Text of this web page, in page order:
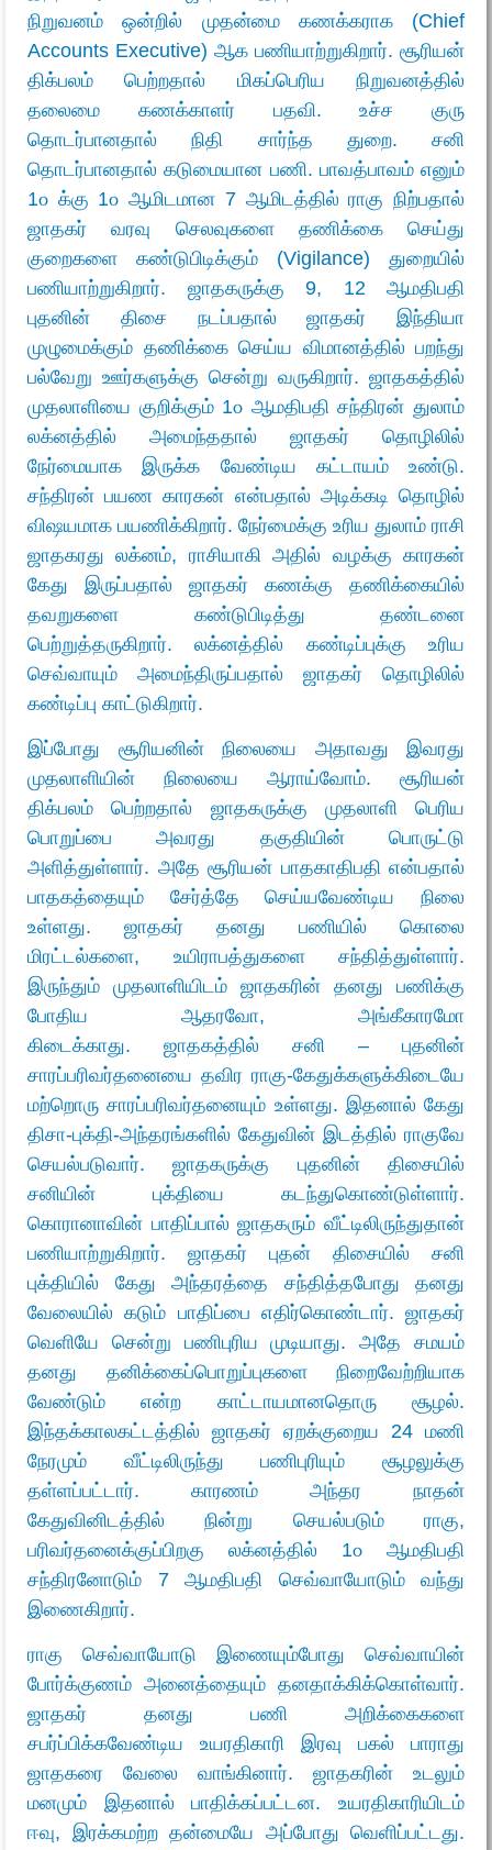
நிறுவனம் ஒன்றில் முதன்மை கணக்கராக (Chief
Accounts Executive) ஆக பணியாற்றுகிறார். சூரியன்
திக்பலம் பெற்றதால் மிகப்பெரிய நிறுவனத்தில்
தலைமை கணக்காளர் பதவி. உச்ச குரு
தொடர்பானதால் நிதி சார்ந்த துறை. சனி
தொடர்பானதால் கடுமையான பணி. பாவத்பாவம் எனும்
1௦ க்கு 1௦ ஆமிடமான 7 ஆமிடத்தில் ராகு நிற்பதால்
ஜாதகர் வரவு செலவுகளை தணிக்கை செய்து
குறைகளை கண்டுபிடிக்கும் (Vigilance) துறையில்
பணியாற்றுகிறார். ஜாதகருக்கு 9, 12 ஆமதிபதி
புதனின் திசை நடப்பதால் ஜாதகர் இந்தியா
முழுமைக்கும் தணிக்கை செய்ய விமானத்தில் பறந்து
பல்வேறு ஊர்களுக்கு சென்று வருகிறார். ஜாதகத்தில்
முதலாளியை குறிக்கும் 1௦ ஆமதிபதி சந்திரன் துலாம்
லக்னத்தில் அமைந்ததால் ஜாதகர் தொழிலில்
நேர்மையாக இருக்க வேண்டிய கட்டாயம் உண்டு.
சந்திரன் பயண காரகன் என்பதால் அடிக்கடி தொழில்
விஷயமாக பயணிக்கிறார். நேர்மைக்கு உரிய துலாம் ராசி
ஜாதகரது லக்னம், ராசியாகி அதில் வழக்கு காரகன்
கேது இருப்பதால் ஜாதகர் கணக்கு தணிக்கையில்
தவறுகளை கண்டுபிடித்து தண்டனை
பெற்றுத்தருகிறார். லக்னத்தில் கண்டிப்புக்கு உரிய
செவ்வாயும் அமைந்திருப்பதால் ஜாதகர் தொழிலில்
கண்டிப்பு காட்டுகிறார்.
இப்போது சூரியனின் நிலையை அதாவது இவரது
முதலாளியின் நிலையை ஆராய்வோம். சூரியன்
திக்பலம் பெற்றதால் ஜாதகருக்கு முதலாளி பெரிய
பொறுப்பை அவரது தகுதியின் பொருட்டு
அளித்துள்ளார். அதே சூரியன் பாதகாதிபதி என்பதால்
பாதகத்தையும் சேர்த்தே செய்யவேண்டிய நிலை
உள்ளது. ஜாதகர் தனது பணியில் கொலை
மிரட்டல்களை, உயிராபத்துகளை சந்தித்துள்ளார்.
இருந்தும் முதலாளியிடம் ஜாதகரின் தனது பணிக்கு
போதிய ஆதரவோ, அங்கீகாரமோ
கிடைக்காது. ஜாதகத்தில் சனி – புதனின்
சாரப்பரிவர்தனையை தவிர ராகு-கேதுக்களுக்கிடையே
மற்றொரு சாரப்பரிவர்தனையும் உள்ளது. இதனால் கேது
திசா-புக்தி-அந்தரங்களில் கேதுவின் இடத்தில் ராகுவே
செயல்படுவார்.ஜாதகருக்கு புதனின் திசையில்
சனியின் புக்தியை கடந்துகொண்டுள்ளார்.
கொரானாவின் பாதிப்பால் ஜாதகரும் வீட்டிலிருந்துதான்
பணியாற்றுகிறார். ஜாதகர் புதன் திசையில் சனி
புக்தியில் கேது அந்தரத்தை சந்தித்தபோது தனது
வேலையில் கடும் பாதிப்பை எதிர்கொண்டார். ஜாதகர்
வெளியே சென்று பணிபுரிய முடியாது. அதே சமயம்
தனது தனிக்கைப்பொறுப்புகளை நிறைவேற்றியாக
வேண்டும் என்ற காட்டாயமானதொரு சூழல்.
இந்தக்காலகட்டத்தில் ஜாதகர் ஏறக்குறைய 24 மணி
நேரமும் வீட்டிலிருந்து பணிபுரியும் சூழலுக்கு
தள்ளப்பட்டார். காரணம் அந்தர நாதன்
கேதுவினிடத்தில் நின்று செயல்படும் ராகு,
பரிவர்தனைக்குப்பிறகு லக்னத்தில் 1௦ ஆமதிபதி
சந்திரனோடும் 7 ஆமதிபதி செவ்வாயோடும் வந்து
இணைகிறார்.
ராகு செவ்வாயோடு இணையும்போது செவ்வாயின்
போர்க்குணம் அனைத்தையும் தனதாக்கிக்கொள்வார்.
ஜாதகர் தனது பணி அறிக்கைகளை
சபர்ப்பிக்கவேண்டிய உயரதிகாரி இரவு பகல் பாராது
ஜாதகரை வேலை வாங்கினார். ஜாதகரின் உடலும்
மனமும் இதனால் பாதிக்கப்பட்டன. உயரதிகாரியிடம்
ஈவு, இரக்கமற்ற தன்மையே அப்போது வெளிப்பட்டது.